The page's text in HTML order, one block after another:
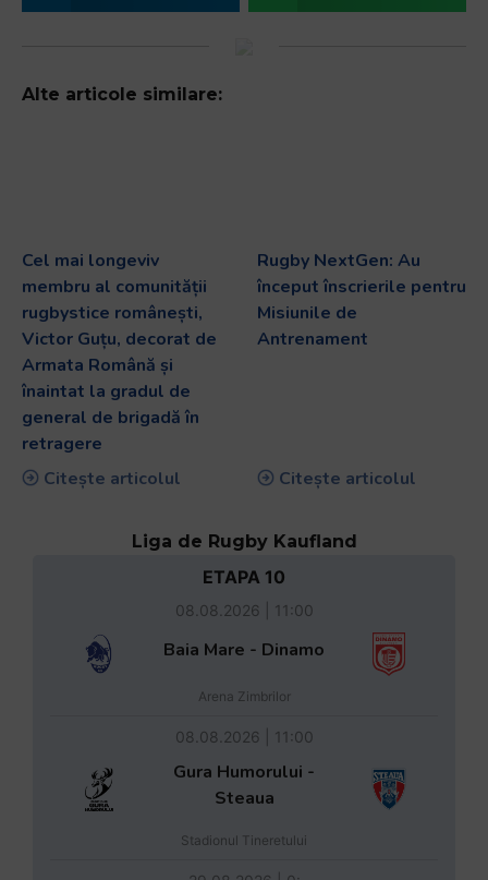
Alte articole similare:
Cel mai longeviv
membru al comunității
rugbystice românești,
Victor Guțu, decorat de
Armata Română și
înaintat la gradul de
general de brigadă în
retragere
Citește articolul
Rugby NextGen: Au
început înscrierile pentru
Misiunile de
Antrenament
Citește articolul
Liga de Rugby Kaufland
ETAPA 10
08.08.2026 | 11:00
Baia Mare - Dinamo
Arena Zimbrilor
08.08.2026 | 11:00
Gura Humorului -
Steaua
Stadionul Tineretului